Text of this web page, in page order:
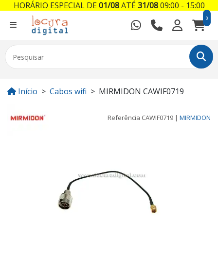
0
Início Cabos wifi MIRMIDON CAWIF0719
Referência CAWIF0719 | MIRMIDON
HORÁRIO ESPECIAL DE01/08ATÉ31/0809:00 - 15:00